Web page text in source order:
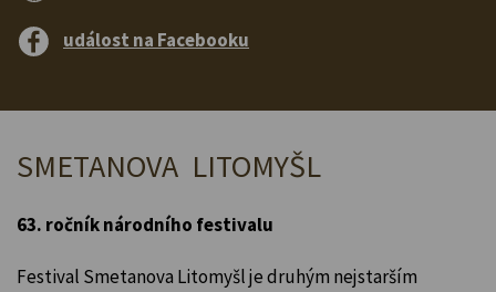
událost na Facebooku
SMETANOVA LITOMYŠL
63. ročník národního festivalu
Festival Smetanova Litomyšl je druhým nejstarším